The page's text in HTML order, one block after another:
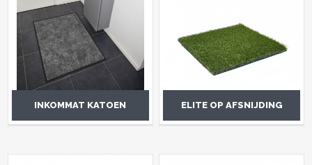
INKOMMAT KATOEN ELITE OP AFSNIJDING